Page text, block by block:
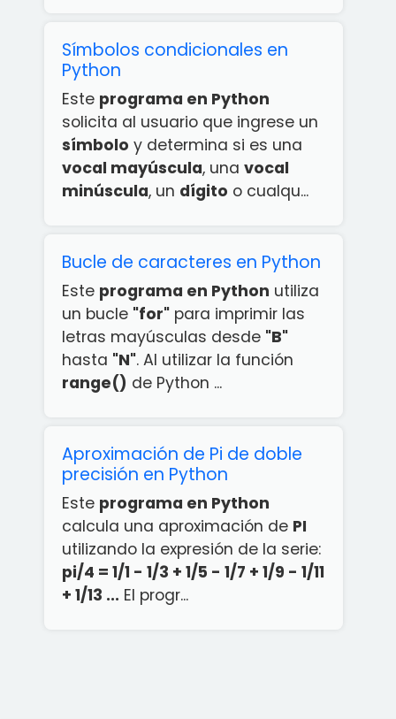
Símbolos condicionales en
Python
Este programa en Python
solicita al usuario que ingrese un
símbolo y determina si es una
vocal mayúscula, una vocal
minúscula, un dígito o cualqu...
Bucle de caracteres en Python
Este programa en Python utiliza
un bucle "for" para imprimir las
letras mayúsculas desde "B"
hasta "N". Al utilizar la función
range() de Python ...
Aproximación de Pi de doble
precisión en Python
Este programa en Python
calcula una aproximación de PI
utilizando la expresión de la serie:
pi/4 = 1/1 - 1/3 + 1/5 - 1/7 + 1/9 - 1/11
+ 1/13 ... El progr...